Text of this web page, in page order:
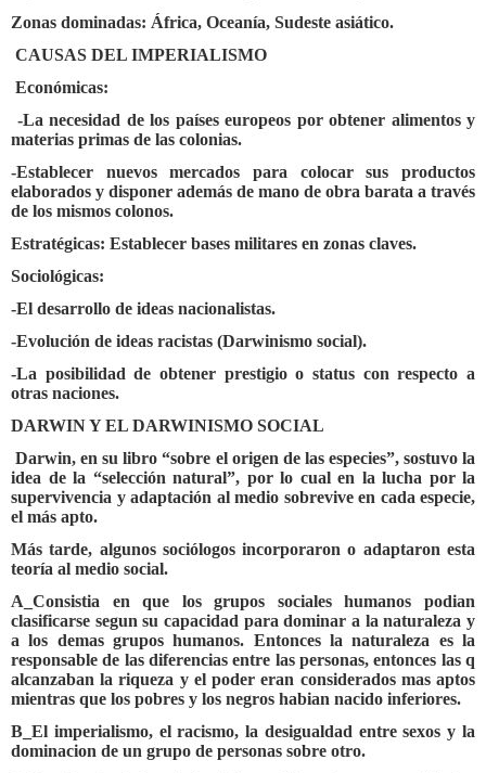
Zonas dominadas: África, Oceanía, Sudeste asiático.
CAUSAS DEL IMPERIALISMO
Económicas:
-La necesidad de los países europeos por obtener alimentos y
materias primas de las colonias.
-Establecer nuevos mercados para colocar sus productos
elaborados y disponer además de mano de obra barata a través
de los mismos colonos.
Estratégicas: Establecer bases militares en zonas claves.
Sociológicas:
-El desarrollo de ideas nacionalistas.
-Evolución de ideas racistas (Darwinismo social).
-La posibilidad de obtener prestigio o status con respecto a
otras naciones.
DARWIN Y EL DARWINISMO SOCIAL
Darwin, en su libro “sobre el origen de las especies”, sostuvo la
idea de la “selección natural”, por lo cual en la lucha por la
supervivencia y adaptación al medio sobrevive en cada especie,
el más apto.
Más tarde, algunos sociólogos incorporaron o adaptaron esta
teoría al medio social.
A_Consistia en que los grupos sociales humanos podian
clasificarse segun su capacidad para dominar a la naturaleza y
a los demas grupos humanos. Entonces la naturaleza es la
responsable de las diferencias entre las personas, entonces las q
alcanzaban la riqueza y el poder eran considerados mas aptos
mientras que los pobres y los negros habian nacido inferiores.
B_El imperialismo, el racismo, la desigualdad entre sexos y la
dominacion de un grupo de personas sobre otro.